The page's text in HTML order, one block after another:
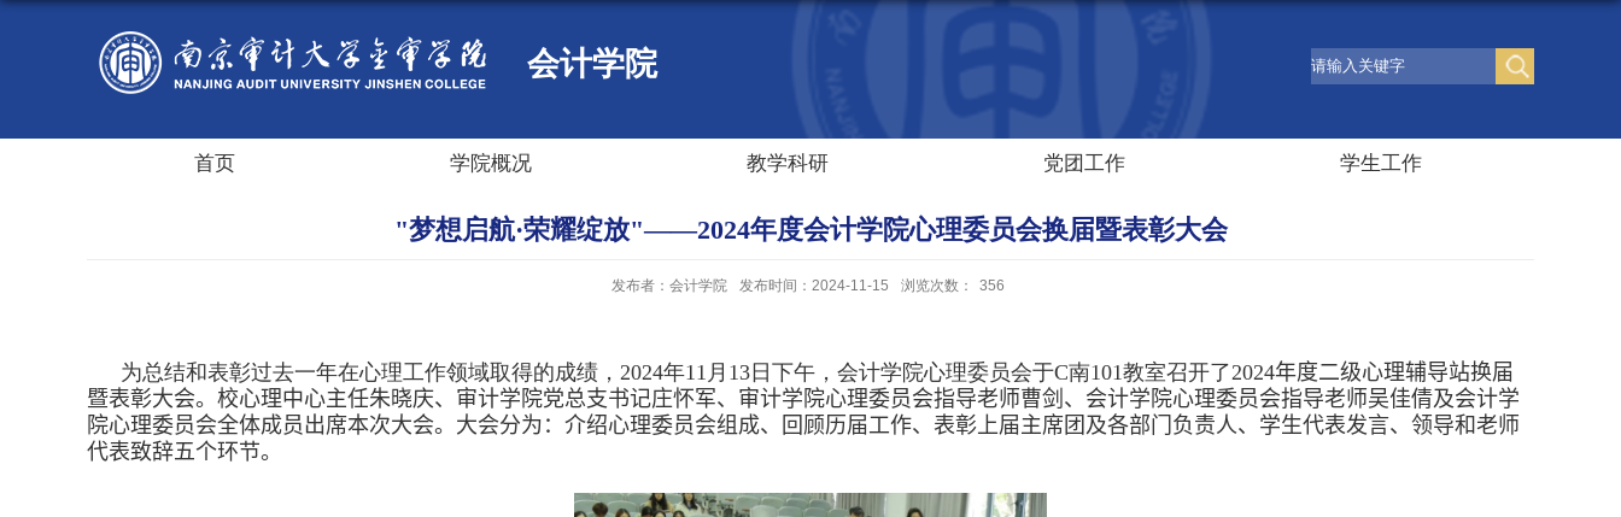
会计学院
首页 学院概况 教学科研 党团工作 学生工作
"梦想启航·荣耀绽放"——2024年度会计学院心理委员会换届暨表彰大会
发布者：会计学院 发布时间：2024-11-15 浏览次数： 356
为总结和表彰过去一年在心理工作领域取得的成绩， 2024年11 月 13日下午，会计学院心理委员会于C南101教室召开了2024年度二级心理辅导站换届
暨表彰大会。校心理中心主任朱晓庆、审计学院党总支书记庄怀军、审计学院心理委员会指导老师曹剑、会计学院心理委员会指导老师吴佳倩及会计学
院心理委员会全体成员出席本次大会。大会分为：介绍心理委员会组成、回顾历届工作、表彰上届主席团及各部门负责人、学生代表发言、领导和老师
代表致辞五个环节。